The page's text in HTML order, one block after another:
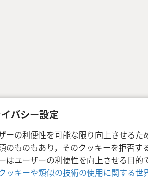
バシー設定
ーの利便性を可能な限り向上させる
のものもあり，そのクッキーを拒否
はユーザーの利便性を向上させる目
ッキーや類似の技術の使用に関する世
Copyright